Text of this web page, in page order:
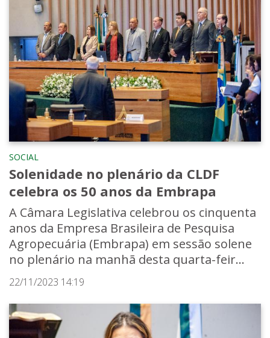
SOCIAL
Solenidade no plenário da CLDF
celebra os 50 anos da Embrapa
A Câmara Legislativa celebrou os cinquenta
anos da Empresa Brasileira de Pesquisa
Agropecuária (Embrapa) em sessão solene
no plenário na manhã desta quarta-feir...
22/11/2023 14:19